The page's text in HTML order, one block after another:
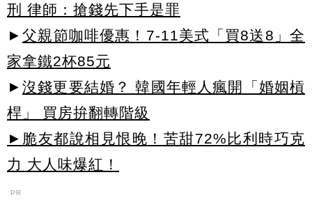
刑 律師：搶錢先下手是罪
► 父親節咖啡優惠！7-11美式「買8送8」全
家拿鐵2杯85元
► 沒錢更要結婚？ 韓國年輕人瘋開「婚姻槓
桿」 買房拚翻轉階級
►脆友都說相見恨晚！苦甜72%比利時巧克
力 大人味爆紅！
PR